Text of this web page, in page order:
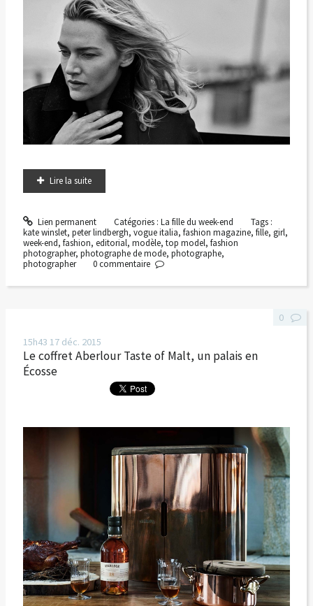
Lire la suite
Lien permanent Catégories : La fille du week-end
Tags :
kate winslet, peter lindbergh, vogue italia, fashion magazine, fille, girl,
week-end, fashion, editorial, modèle, top model, fashion
photographer, photographe de mode, photographe,
photographer
0commentaire
15h43 17 déc. 2015
Le coffret Aberlour Taste of Malt, un palais en
Écosse
0